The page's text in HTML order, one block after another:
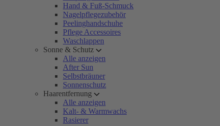
Hand & Fuß-Schmuck
Nagelpflegezubehör
Peelinghandschuhe
Pflege Accessoires
Waschlappen
Sonne & Schutz
Alle anzeigen
After Sun
Selbstbräuner
Sonnenschutz
Haarentfernung
Alle anzeigen
Kalt- & Warmwachs
Rasierer